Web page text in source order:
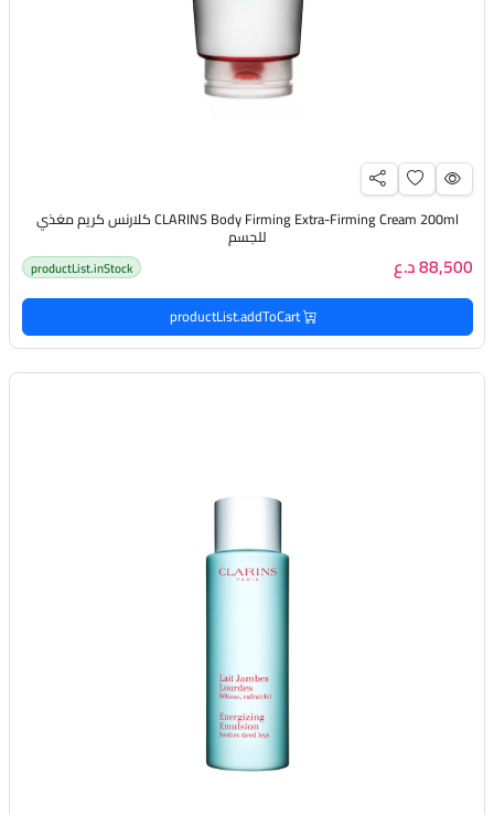
CLARINS Body Firming Extra-Firming Cream 200ml كلارنس كريم مغذي
للجسم
88,500 د.ع productList.inStock
productList.addToCart